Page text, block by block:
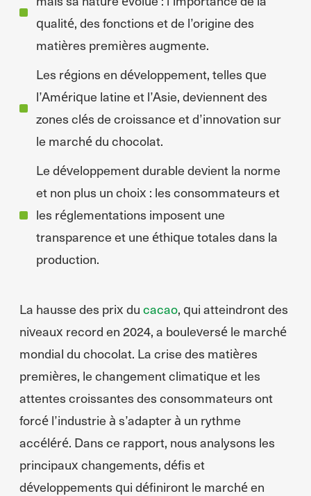
qualité, des fonctions et de l’origine des
matières premières augmente.
Les régions en développement, telles que
l’Amérique latine et l’Asie, deviennent des
zones clés de croissance et d’innovation sur
le marché du chocolat.
Le développement durable devient la norme
et non plus un choix : les consommateurs et
les réglementations imposent une
transparence et une éthique totales dans la
production.
La hausse des prix du cacao, qui atteindront des
niveaux record en 2024, a bouleversé le marché
mondial du chocolat. La crise des matières
premières, le changement climatique et les
attentes croissantes des consommateurs ont
forcé l’industrie à s’adapter à un rythme
accéléré. Dans ce rapport, nous analysons les
principaux changements, défis et
développements qui définiront le marché en